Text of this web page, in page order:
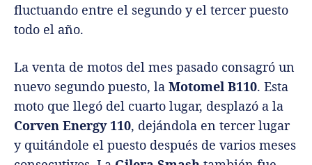
fluctuando entre el segundo y el tercer puesto
todo el año.
La venta de motos del mes pasado consagró un
nuevo segundo puesto, la Motomel B110. Esta
moto que llegó del cuarto lugar, desplazó a la
Corven Energy 110, dejándola en tercer lugar
y quitándole el puesto después de varios meses